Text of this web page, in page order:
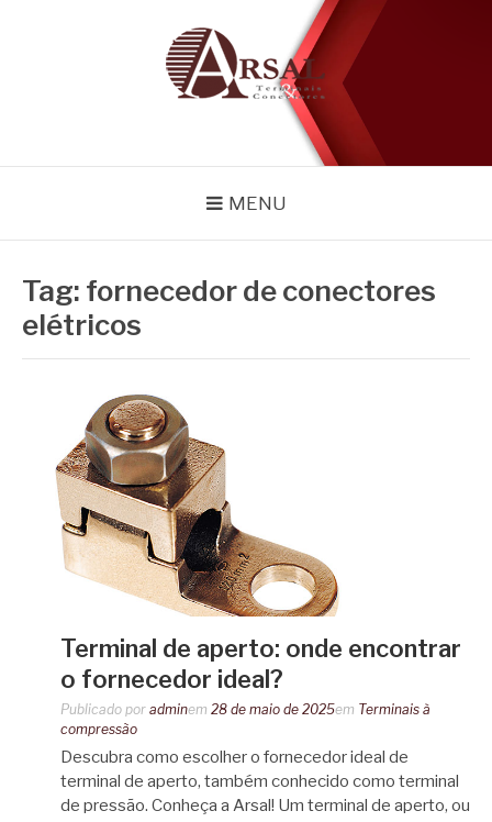
Especialistas em conectores e acessórios
MENU
Tag: fornecedor de conectores
elétricos
Terminal de aperto: onde encontrar
o fornecedor ideal?
Publicado por adminem 28 de maio de 2025em Terminais à
compressão
Descubra como escolher o fornecedor ideal de
terminal de aperto, também conhecido como terminal
de pressão. Conheça a Arsal! Um terminal de aperto, ou